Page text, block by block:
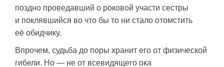
поздно проведавший о роковой участи сестры
и поклявшийся во что бы то ни стало отомстить
её обидчику.
Впрочем, судьба до поры хранит его от физической
гибели. Но — не от всевидящего ока